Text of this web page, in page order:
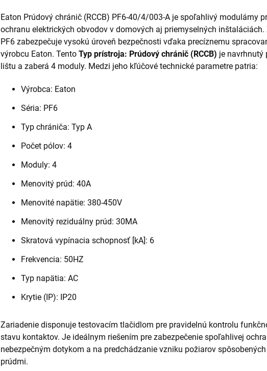
Eaton Prúdový chránič (RCCB) PF6-40/4/003-A je spoľahlivý modulárny
ochranu elektrických obvodov v domových aj priemyselných inštaláciách.
PF6 zabezpečuje vysokú úroveň bezpečnosti vďaka precíznemu
výrobcu Eaton. Tento Typ prístroja: Prúdový chránič (RCCB) je navrhnutý
lištu a zaberá 4 moduly. Medzi jeho kľúčové technické parametre patria:
Výrobca: Eaton
Séria: PF6
Typ chrániča: Typ A
Počet pólov: 4
Moduly: 4
Menovitý prúd: 40A
Menovité napätie: 380-450V
Menovitý reziduálny prúd: 30MA
Skratová vypínacia schopnosť [kA]: 6
Frekvencia: 50HZ
Typ napätia: AC
Krytie (IP): IP20
Zariadenie disponuje testovacím tlačidlom pre pravidelnú kontrolu
stavu kontaktov. Je ideálnym riešením pre zabezpečenie spoľahlivej
nebezpečným dotykom a na predchádzanie vzniku požiarov
prúdmi.